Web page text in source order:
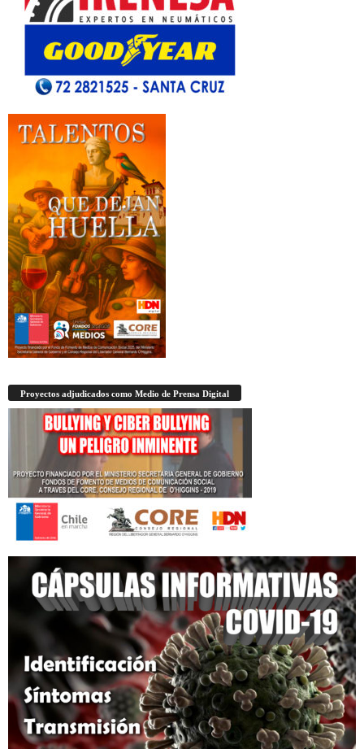
Proyectos adjudicados como Medio de Prensa Digital